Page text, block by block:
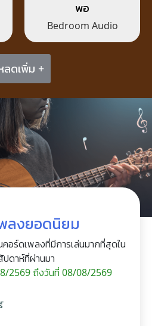
พอ
Bedroom Audio
ลดเพิ่ม +
ลงยอดนิยม
อร์ดเพลงที่มีการเล่นมากที่สุดใน
ปดาห์ที่ผ่านมา
2569 ถึงวันที่ 08/08/2569